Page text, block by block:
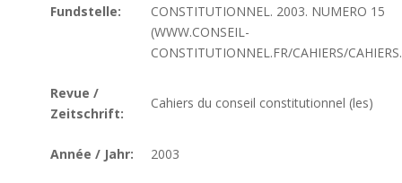
Fundstelle:
CONSTITUTIONNEL. 2003. NUMERO 15
(WWW.CONSEIL-
CONSTITUTIONNEL.FR/CAHIERS/
Revue /
Zeitschrift:
Cahiers du conseil constitutionnel (les)
Année / Jahr: 2003